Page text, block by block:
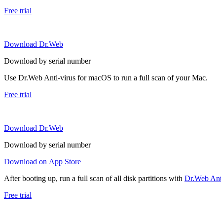
Free trial
Download Dr.Web
Download by serial number
Use Dr.Web Anti-virus for macOS to run a full scan of your Mac.
Free trial
Download Dr.Web
Download by serial number
Download on App Store
After booting up, run a full scan of all disk partitions with Dr.Web
Free trial